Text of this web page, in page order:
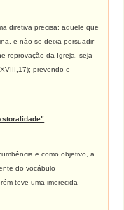
diretiva precisa: aquele que
e não se deixa persuadir
reprovação da Igreja, seja
prevendo e
e como objetivo, a
do vocábulo
teve uma imerecida